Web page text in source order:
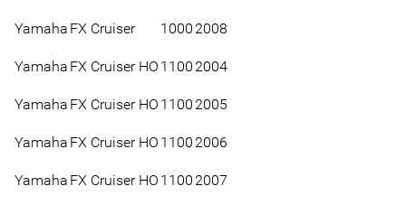
Yamaha FX Cruiser 1000 2008
Yamaha FX Cruiser HO 1100 2004
Yamaha FX Cruiser HO 1100 2005
Yamaha FX Cruiser HO 1100 2006
Yamaha FX Cruiser HO 1100 2007